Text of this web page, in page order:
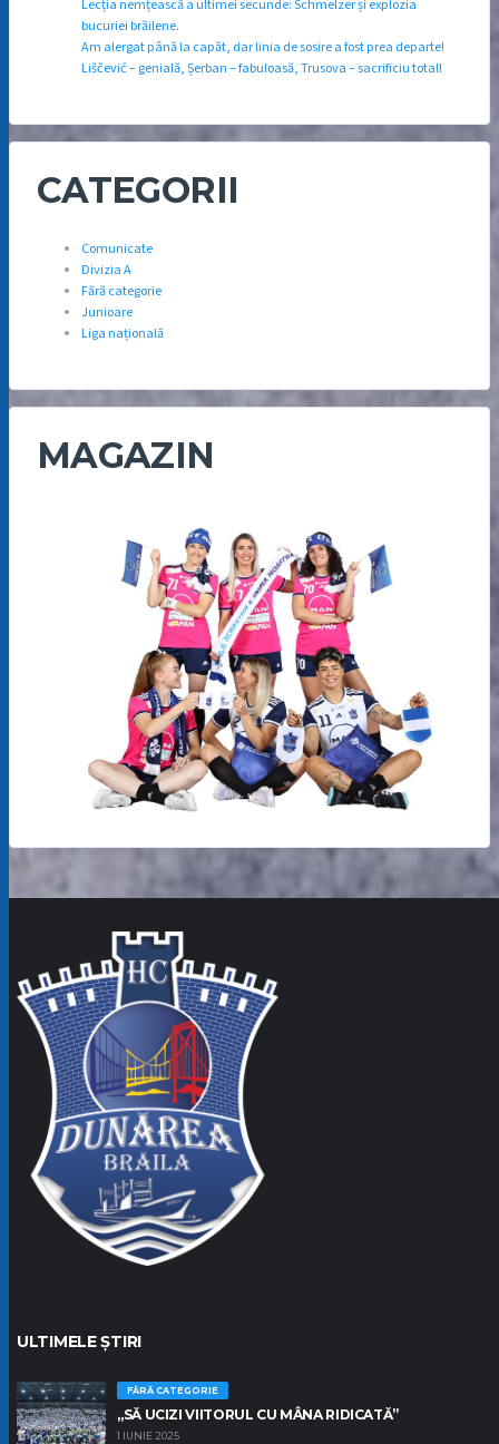
Lecția nemțească a ultimei secunde: Schmelzer și explozia
bucuriei brăilene.
Am alergat până la capăt, dar linia de sosire a fost prea departe!
Liščević – genială, Șerban – fabuloasă, Trusova – sacrificiu total!
CATEGORII
Comunicate
Divizia A
Fără categorie
Junioare
Liga națională
MAGAZIN
ULTIMELE ȘTIRI
FĂRĂ CATEGORIE
„SĂ UCIZI VIITORUL CU MÂNA RIDICATĂ”
1 IUNIE 2025